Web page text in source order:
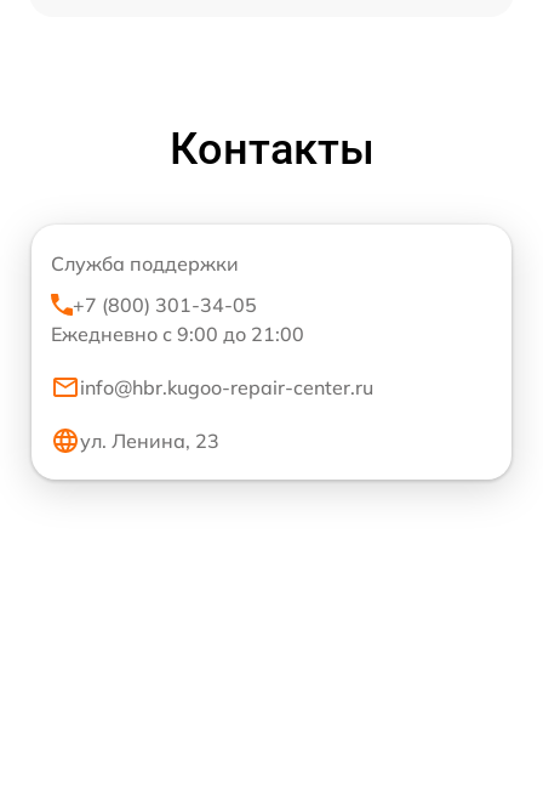
Контакты
Служба поддержки
+7 (800) 301-34-05
Ежедневно с 9:00 до 21:00
info@hbr.kugoo-repair-center.ru
ул. Ленина, 23